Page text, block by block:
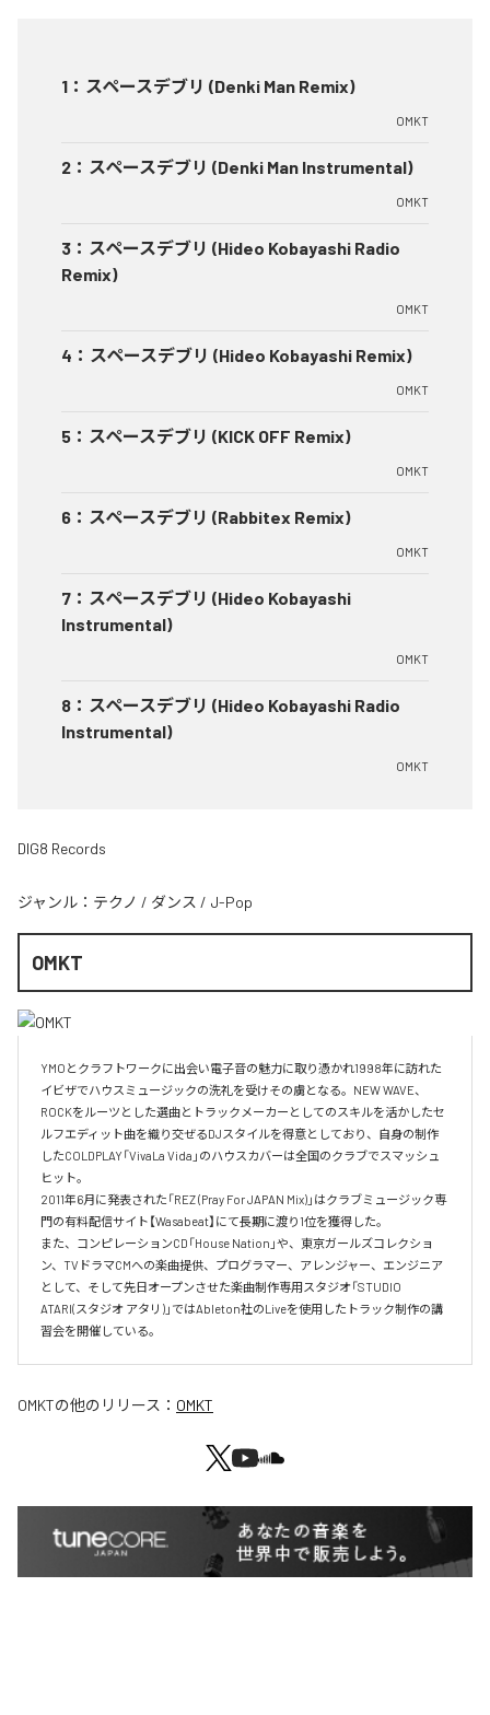
1 ： スペースデブリ (Denki Man Remix)
OMKT
2 ： スペースデブリ (Denki Man Instrumental)
OMKT
3 ： スペースデブリ (Hideo Kobayashi Radio
Remix)
OMKT
4 ： スペースデブリ (Hideo Kobayashi Remix)
OMKT
5 ： スペースデブリ (KICK OFF Remix)
OMKT
6 ： スペースデブリ (Rabbitex Remix)
OMKT
7 ： スペースデブリ (Hideo Kobayashi
Instrumental)
OMKT
8 ： スペースデブリ (Hideo Kobayashi Radio
Instrumental)
OMKT
DIG8 Records
ジャンル： テクノ / ダンス / J-Pop
OMKT
YMOとクラフトワークに出会い電子音の魅力に取り憑かれ1998年に訪れた
イビザでハウスミュージックの洗礼を受けその虜となる。NEW WAVE、
ROCKをルーツとした選曲とトラックメーカーとしてのスキルを活かしたセ
ルフエディット曲を織り交ぜるDJスタイルを得意としており、自身の制作
したCOLDPLAY「VivaLa Vida」のハウスカバーは全国のクラブでスマッシュ
ヒット。
2011年6月に発表された「REZ (Pray For JAPAN Mix)」はクラブミュージック専
門の有料配信サイト【Wasabeat】にて長期に渡り1位を獲得した。
また、コンピレーションCD「House Nation」や、東京ガールズコレクショ
ン、TVドラマCMへの楽曲提供、プログラマー、アレンジャー、エンジニア
として、そして先日オープンさせた楽曲制作専用スタジオ「STUDIO
ATARI(スタジオ アタリ)」ではAbleton社のLiveを使用したトラック制作の講
習会を開催している。
OMKTの他のリリース： OMKT